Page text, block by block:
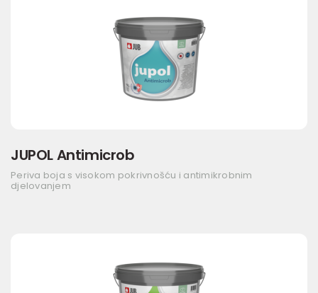
JUPOL Antimicrob
Periva boja s visokom pokrivnošću i antimikrobnim
djelovanjem